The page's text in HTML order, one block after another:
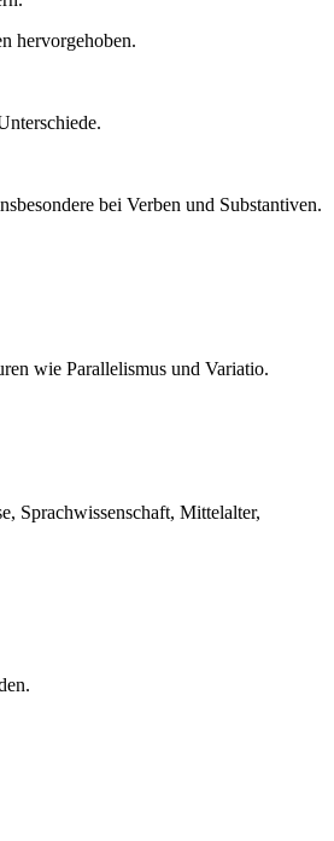
hervorgehoben.
bei Verben und Substantiven.
wie Parallelismus und Variatio.
Sprachwissenschaft, Mittelalter,